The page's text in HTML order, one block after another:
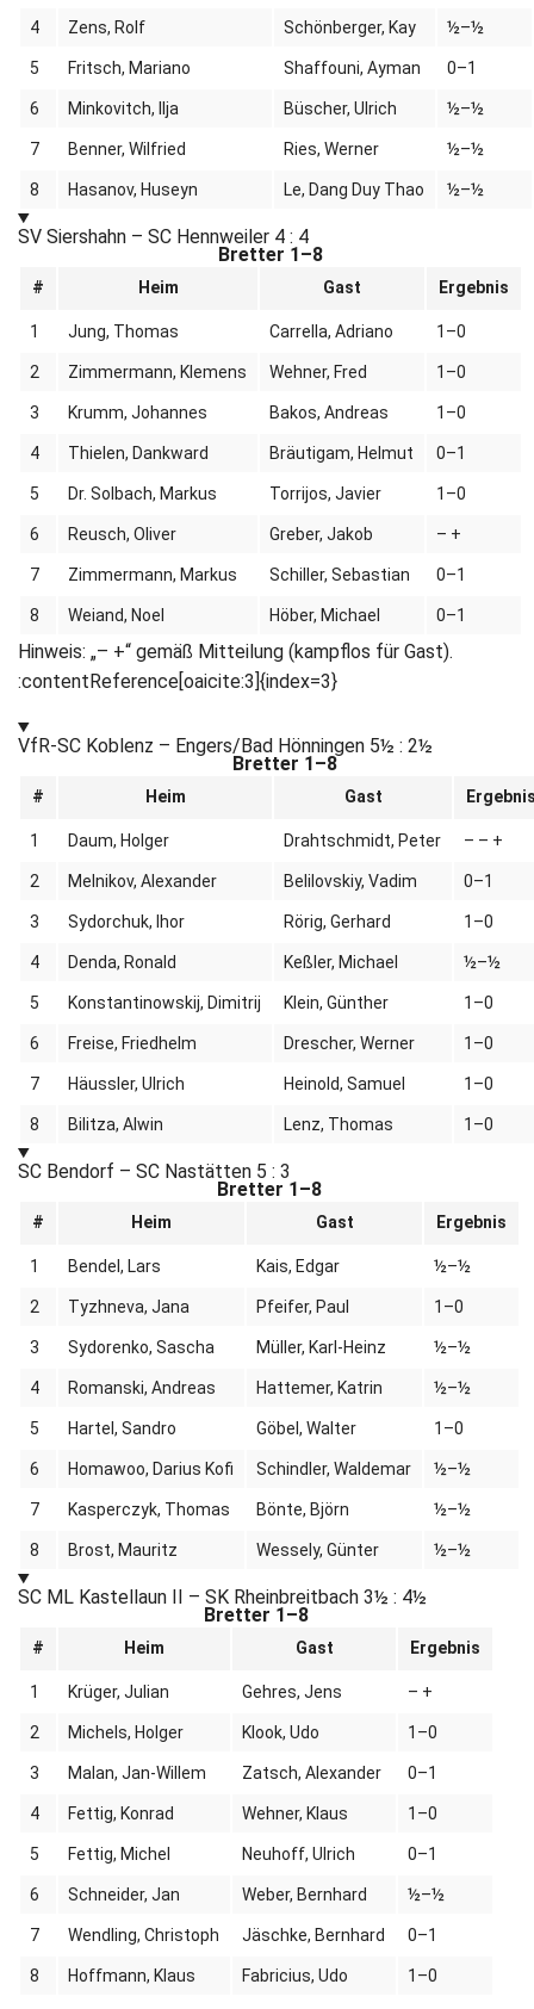
4 Zens, Rolf Schönberger, Kay ½–½
5 Fritsch, Mariano Shaffouni, Ayman 0–1
6 Minkovitch, Ilja Büscher, Ulrich ½–½
7 Benner, Wilfried Ries, Werner ½–½
8 Hasanov, Huseyn Le, Dang Duy Thao ½–½
SV Siershahn – SC Hennweiler 4 : 4
Bretter 1–8
# Heim Gast Ergebnis
1 Jung, Thomas Carrella, Adriano 1–0
2 Zimmermann, Klemens Wehner, Fred 1–0
3 Krumm, Johannes Bakos, Andreas 1–0
4 Thielen, Dankward Bräutigam, Helmut 0–1
5 Dr. Solbach, Markus Torrijos, Javier 1–0
6 Reusch, Oliver Greber, Jakob – +
7 Zimmermann, Markus Schiller, Sebastian 0–1
8 Weiand, Noel Höber, Michael 0–1
Hinweis: „– +“ gemäß Mitteilung (kampflos für Gast).
:contentReference[oaicite:3]{index=3}
VfR-SC Koblenz – Engers/Bad Hönningen 5½ : 2½
Bretter 1–8
# Heim Gast
1 Daum, Holger Drahtschmidt, Peter – – +
2 Melnikov, Alexander Belilovskiy, Vadim 0–1
3 Sydorchuk, Ihor Rörig, Gerhard 1–0
4 Denda, Ronald Keßler, Michael ½–½
5 Konstantinowskij, Dimitrij Klein, Günther 1–0
6 Freise, Friedhelm Drescher, Werner 1–0
7 Häussler, Ulrich Heinold, Samuel 1–0
8 Bilitza, Alwin Lenz, Thomas 1–0
SC Bendorf – SC Nastätten 5 : 3
Bretter 1–8
# Heim Gast Ergebnis
1 Bendel, Lars Kais, Edgar ½–½
2 Tyzhneva, Jana Pfeifer, Paul 1–0
3 Sydorenko, Sascha Müller, Karl-Heinz ½–½
4 Romanski, Andreas Hattemer, Katrin ½–½
5 Hartel, Sandro Göbel, Walter 1–0
6 Homawoo, Darius Kofi Schindler, Waldemar ½–½
7 Kasperczyk, Thomas Bönte, Björn ½–½
8 Brost, Mauritz Wessely, Günter ½–½
SC ML Kastellaun II – SK Rheinbreitbach 3½ : 4½
Bretter 1–8
# Heim Gast Ergebnis
1 Krüger, Julian Gehres, Jens – +
2 Michels, Holger Klook, Udo 1–0
3 Malan, Jan-Willem Zatsch, Alexander 0–1
4 Fettig, Konrad Wehner, Klaus 1–0
5 Fettig, Michel Neuhoff, Ulrich 0–1
6 Schneider, Jan Weber, Bernhard ½–½
7 Wendling, Christoph Jäschke, Bernhard 0–1
8 Hoffmann, Klaus Fabricius, Udo 1–0